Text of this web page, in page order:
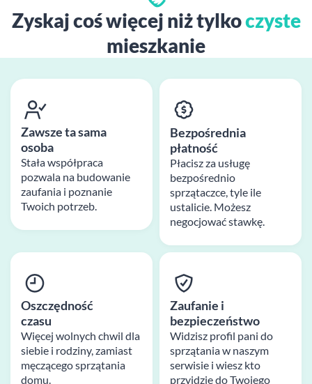
Zyskaj coś więcej niż tylkoczyste
mieszkanie
Zawsze ta sama
osoba
Stała współpraca
pozwala na budowanie
zaufania i poznanie
Twoich potrzeb.
Oszczędność
czasu
Więcej wolnych chwil dla
siebie i rodziny, zamiast
męczącego sprzątania
domu.
Bezpośrednia
płatność
Płacisz za usługę
bezpośrednio
sprzątaczce, tyle ile
ustalicie. Możesz
negocjować stawkę.
Zaufanie i
bezpieczeństwo
Widzisz profil pani do
sprzątania w naszym
serwisie i wiesz kto
przyjdzie do Twojego